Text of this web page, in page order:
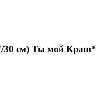
30 см) Ты мой Краш*